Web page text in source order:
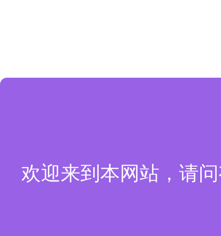
欢迎来到本网站，请